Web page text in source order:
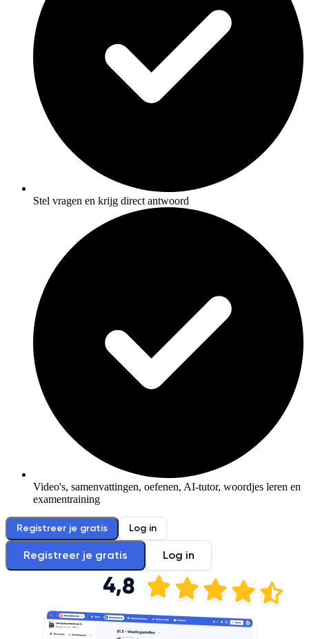
Stel vragen en krijg direct antwoord
Video's, samenvattingen, oefenen, AI-tutor, woordjes leren en
examentraining
Registreer je gratis Log in
Registreer je gratis Log in